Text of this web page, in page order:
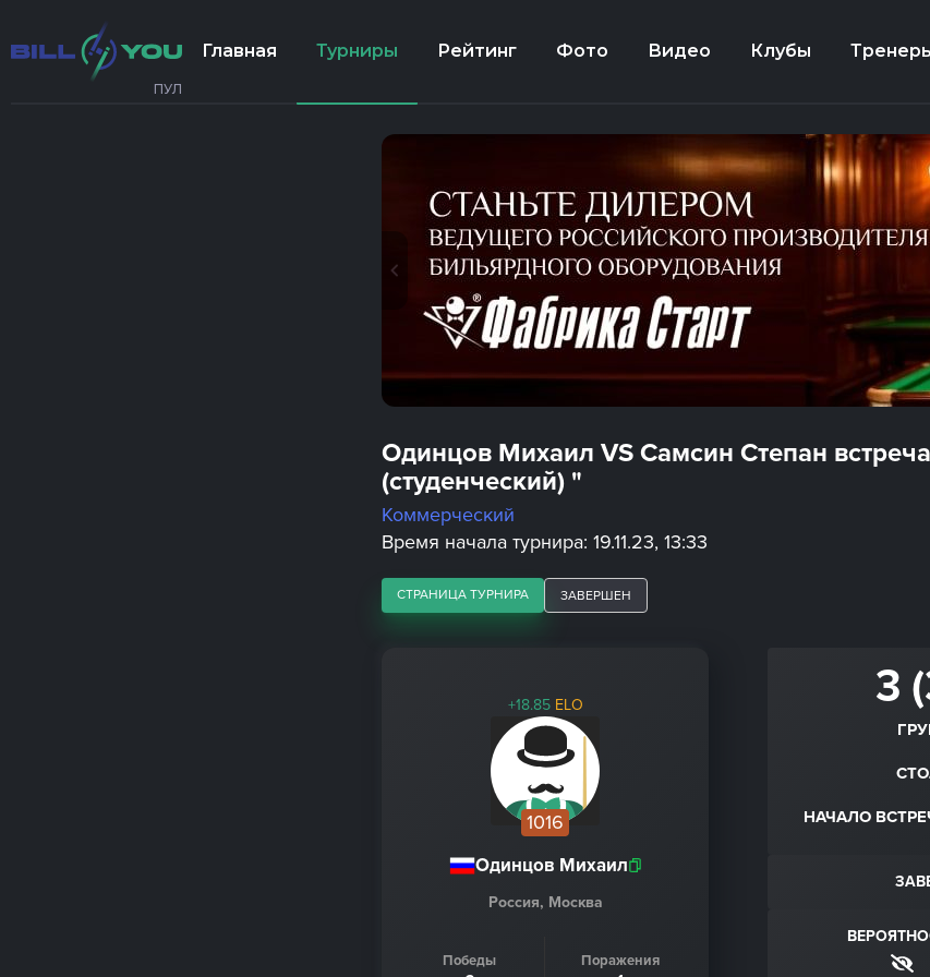
ПУЛ
Главная Турниры Рейтинг Фото Видео Клубы
Одинцов Михаил VS Самсин Степан
(студенческий) "
Коммерческий
Время начала турнира: 19.11.23, 13:33
СТРАНИЦА ТУРНИРА ЗАВЕРШЕН
+18.85 ELO
1016
Одинцов Михаил
Россия, Москва
Победы Поражения
3
НАЧАЛО